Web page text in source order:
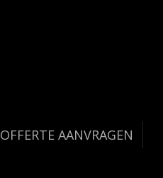
OFFERTE AANVRAGEN